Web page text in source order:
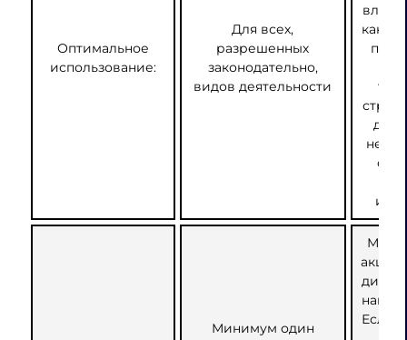
Оптимальное
использование:
Для всех,
разрешенных
законодательно,
видов деятельности
как
Минимум один
Если